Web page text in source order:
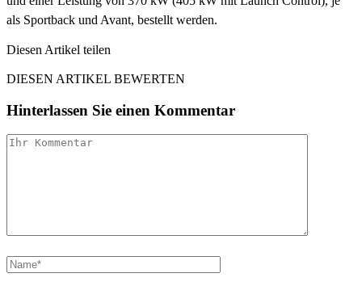
als Sportback und Avant, bestellt werden.
Diesen Artikel teilen
DIESEN ARTIKEL BEWERTEN
Hinterlassen Sie einen Kommentar